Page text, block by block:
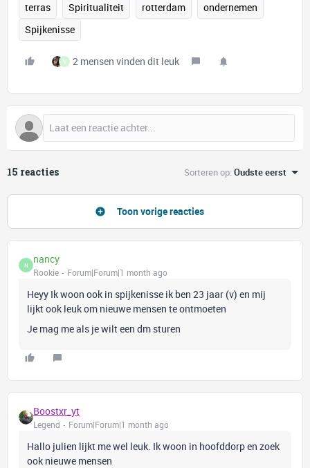
terras
Spiritualiteit rotterdam
ondernemen
Spijkenisse
V 2 mensen vinden dit leuk
15 reacties Sorteren op:Oudste eerst
Toon vorige reacties
N nancy
Rookie Forum|Forum|1 month ago
Heyy Ik woon ook in spijkenisse ik ben 23 jaar (v) en mij
lijkt ook leuk om nieuwe mensen te ontmoeten
Je mag me als je wilt een dm sturen
Boostxr_yt
Legend Forum|Forum|1 month ago
Hallo julien lijkt me wel leuk. Ik woon in hoofddorp en zoek
ook nieuwe mensen